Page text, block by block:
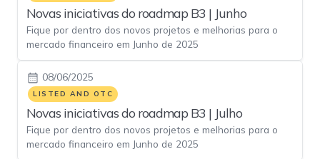
Novas iniciativas do roadmap B3 | Junho
Fique por dentro dos novos projetos e melhorias para o
mercado financeiro em Junho de 2025
LISTED AND OTC
08/06/2025
Novas iniciativas do roadmap B3 | Julho
Fique por dentro dos novos projetos e melhorias para o
mercado financeiro em Junho de 2025